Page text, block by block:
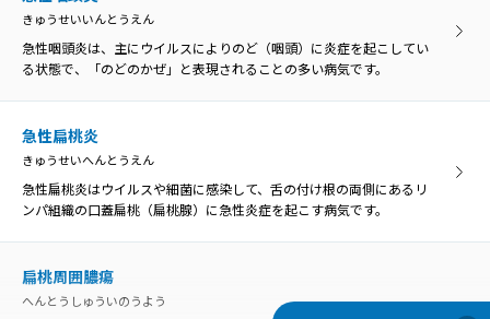
きゅうせいいんとうえん
急性咽頭炎は、主にウイルスによりのど（咽頭）に炎症を起こしてい
る状態で、「のどのかぜ」と表現されることの多い病気です。
急性扁桃炎
きゅうせいへんとうえん
急性扁桃炎はウイルスや細菌に感染して、舌の付け根の両側にあるリ
ンパ組織の口蓋扁桃（扁桃腺）に急性炎症を起こす病気です。
扁桃周囲膿瘍
へんとうしゅういのうよう